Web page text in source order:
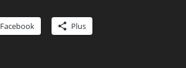
Facebook Plus